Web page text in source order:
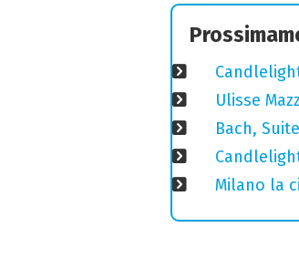
Ulisse
Bach,
Milano la